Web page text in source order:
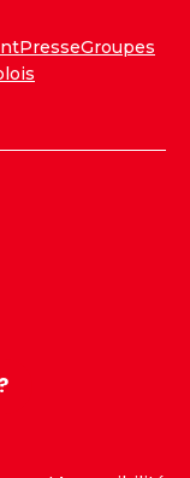
PresseGroupes